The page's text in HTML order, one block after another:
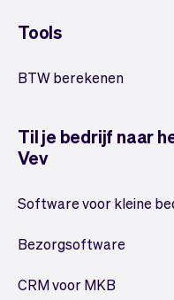
Tools
BTW berekenen
Til je bedrijf naar
Vev
Software voor kleine
Bezorgsoftware
CRM voor MKB